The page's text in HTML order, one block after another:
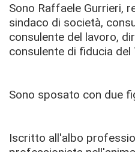
Sono Raffaele Gurrieri,
sindaco di società,
consulente del lavoro,
consulente di fiducia del
Sono sposato con due
Iscritto all'albo